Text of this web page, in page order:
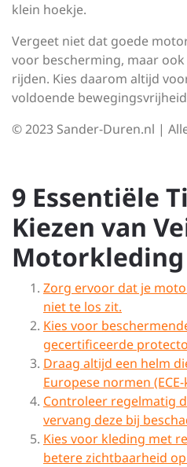
klein hoekje.
Vergeet niet dat goede
voor bescherming, maar
rijden. Kies daarom altijd
voldoende
© 2023 Sander-Duren.nl |
9 Essentiële
Kiezen van
Motorkleding
Zorg ervoor dat je
niet te los zit.
Kies voor
gecertificeerde
Draag altijd een helm
Europese normen
Controleer regelmatig
vervang deze bij
Kies voor kleding met
betere zichtbaarheid